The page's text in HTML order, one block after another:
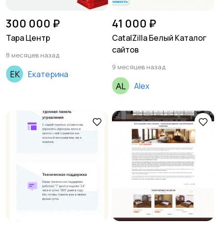
300 000 ₽
Тара Центр
8 месяцев назад
Екатерина
41 000 ₽
CatalZilla Белый Каталог
сайтов
9 месяцев назад
Alex